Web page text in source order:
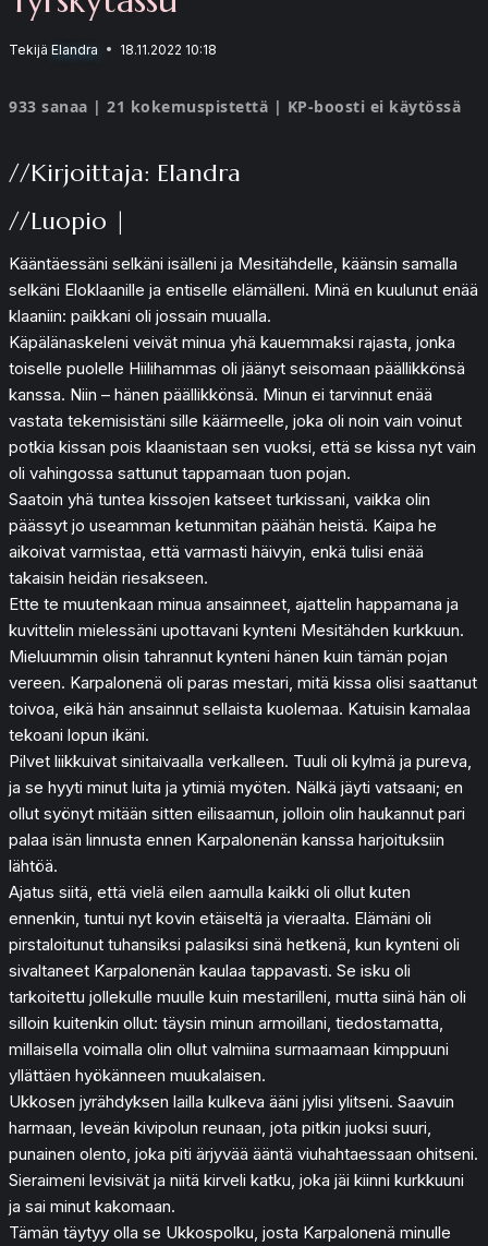
Tekijä Elandra 18.11.2022 10:18
933 sanaa | 21 kokemuspistettä | KP-boosti ei käytössä
//Kirjoittaja: Elandra
//Luopio |
Kääntäessäni selkäni isälleni ja Mesitähdelle, käänsin samalla
selkäni Eloklaanille ja entiselle elämälleni. Minä en kuulunut enää
klaaniin: paikkani oli jossain muualla.
Käpälänaskeleni veivät minua yhä kauemmaksi rajasta, jonka
toiselle puolelle Hiilihammas oli jäänyt seisomaan päällikkönsä
kanssa. Niin – hänen päällikkönsä. Minun ei tarvinnut enää
vastata tekemisistäni sille käärmeelle, joka oli noin vain voinut
potkia kissan pois klaanistaan sen vuoksi, että se kissa nyt vain
oli vahingossa sattunut tappamaan tuon pojan.
Saatoin yhä tuntea kissojen katseet turkissani, vaikka olin
päässyt jo useamman ketunmitan päähän heistä. Kaipa he
aikoivat varmistaa, että varmasti häivyin, enkä tulisi enää
takaisin heidän riesakseen.
Ette te muutenkaan minua ansainneet, ajattelin happamana ja
kuvittelin mielessäni upottavani kynteni Mesitähden kurkkuun.
Mieluummin olisin tahrannut kynteni hänen kuin tämän pojan
vereen. Karpalonenä oli paras mestari, mitä kissa olisi saattanut
toivoa, eikä hän ansainnut sellaista kuolemaa. Katuisin kamalaa
tekoani lopun ikäni.
Pilvet liikkuivat sinitaivaalla verkalleen. Tuuli oli kylmä ja pureva,
ja se hyyti minut luita ja ytimiä myöten. Nälkä jäyti vatsaani; en
ollut syönyt mitään sitten eilisaamun, jolloin olin haukannut pari
palaa isän linnusta ennen Karpalonenän kanssa harjoituksiin
lähtöä.
Ajatus siitä, että vielä eilen aamulla kaikki oli ollut kuten
ennenkin, tuntui nyt kovin etäiseltä ja vieraalta. Elämäni oli
pirstaloitunut tuhansiksi palasiksi sinä hetkenä, kun kynteni oli
sivaltaneet Karpalonenän kaulaa tappavasti. Se isku oli
tarkoitettu jollekulle muulle kuin mestarilleni, mutta siinä hän oli
silloin kuitenkin ollut: täysin minun armoillani, tiedostamatta,
millaisella voimalla olin ollut valmiina surmaamaan kimppuuni
yllättäen hyökänneen muukalaisen.
Ukkosen jyrähdyksen lailla kulkeva ääni jylisi ylitseni. Saavuin
harmaan, leveän kivipolun reunaan, jota pitkin juoksi suuri,
punainen olento, joka piti ärjyvää ääntä viuhahtaessaan ohitseni.
Sieraimeni levisivät ja niitä kirveli katku, joka jäi kiinni kurkkuuni
ja sai minut kakomaan.
Tämän täytyy olla se Ukkospolku, josta Karpalonenä minulle